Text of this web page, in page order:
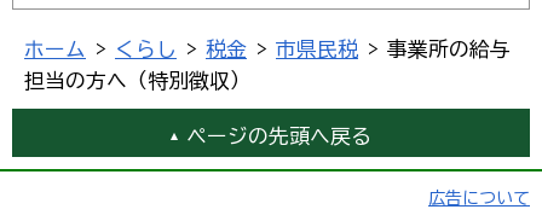
ホーム > くらし > 税金 > 市県民税 > 事業所の給与
担当の方へ（特別徴収）
ページの先頭へ戻る
広告について